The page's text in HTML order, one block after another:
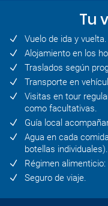
Tu
Vuelo de ida y vuelta.
Alojamiento en los
Traslados según
Transporte en
Visitas en tour
como facultativas.
Guía local
Agua en cada
botellas individuales).
Régimen
Seguro de viaje.